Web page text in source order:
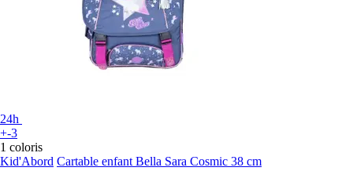
24h
+-3
1 coloris
Kid'Abord Cartable enfant Bella Sara Cosmic 38 cm